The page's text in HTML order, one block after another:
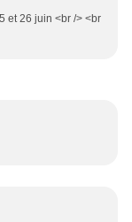
et 26 juin <br /> <br